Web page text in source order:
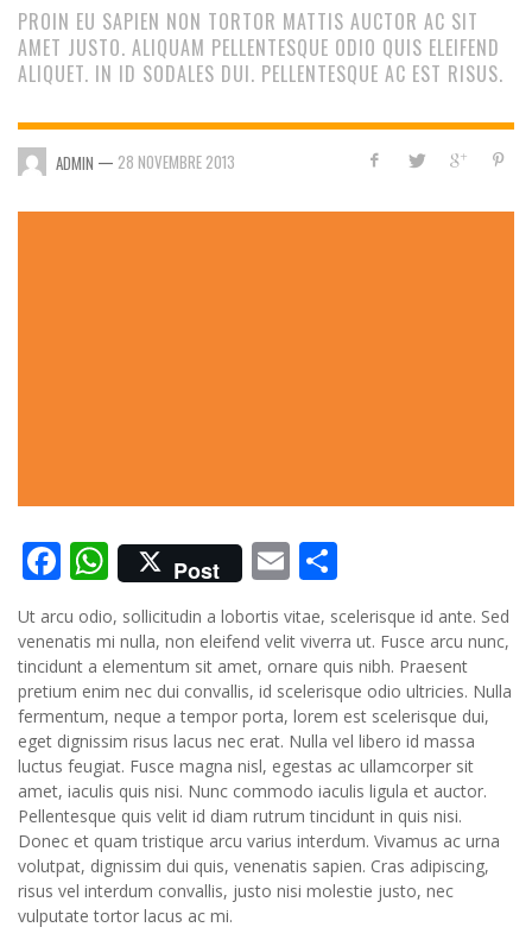
PROIN EU SAPIEN NON TORTOR MATTIS AUCTOR AC SIT
AMET JUSTO. ALIQUAM PELLENTESQUE ODIO QUIS ELEIFEND
ALIQUET. IN ID SODALES DUI. PELLENTESQUE AC EST RISUS.
ADMIN — 28 NOVEMBRE 2013
Facebook
WhatsApp
Post Email
Ut arcu odio, sollicitudin a lobortis vitae, scelerisque id ante. Sed
venenatis mi nulla, non eleifend velit viverra ut. Fusce arcu nunc,
tincidunt a elementum sit amet, ornare quis nibh. Praesent
pretium enim nec dui convallis, id scelerisque odio ultricies. Nulla
fermentum, neque a tempor porta, lorem est scelerisque dui,
eget dignissim risus lacus nec erat. Nulla vel libero id massa
luctus feugiat. Fusce magna nisl, egestas ac ullamcorper sit
amet, iaculis quis nisi. Nunc commodo iaculis ligula et auctor.
Pellentesque quis velit id diam rutrum tincidunt in quis nisi.
Donec et quam tristique arcu varius interdum. Vivamus ac urna
volutpat, dignissim dui quis, venenatis sapien. Cras adipiscing,
risus vel interdum convallis, justo nisi molestie justo, nec
vulputate tortor lacus ac mi.